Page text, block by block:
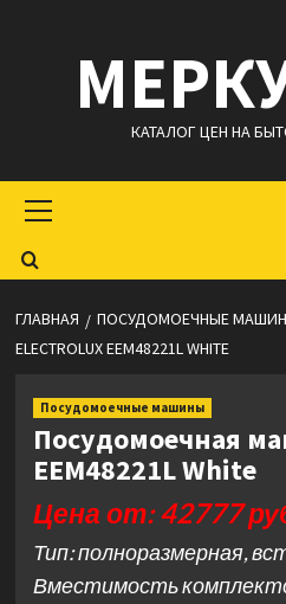
содержимому
КАТАЛОГ ЦЕН НА
меню
ГЛАВНАЯ ПОСУДОМОЕЧНЫЕ
ELECTROLUX EEM48221L WHITE
Посудомоечные машины
Посудомоечная
EEM48221L White
Цена от: 42777
Тип: полноразмерная,
Вместимость